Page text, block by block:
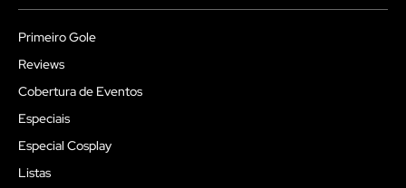
Primeiro Gole
Reviews
Cobertura de Eventos
Especiais
Especial Cosplay
Listas